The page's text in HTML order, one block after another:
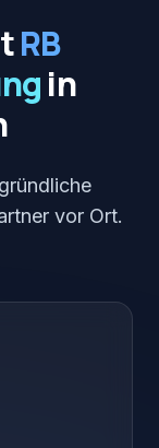
RB
in
vor Ort.